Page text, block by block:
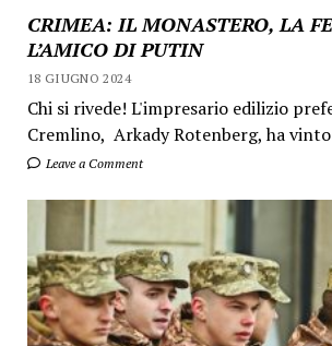
CRIMEA: IL MONASTERO, LA
L’AMICO DI PUTIN
18 GIUGNO 2024
Chi si rivede! L'impresario edilizio
Cremlino, Arkady Rotenberg, ha vinto
Leave a Comment